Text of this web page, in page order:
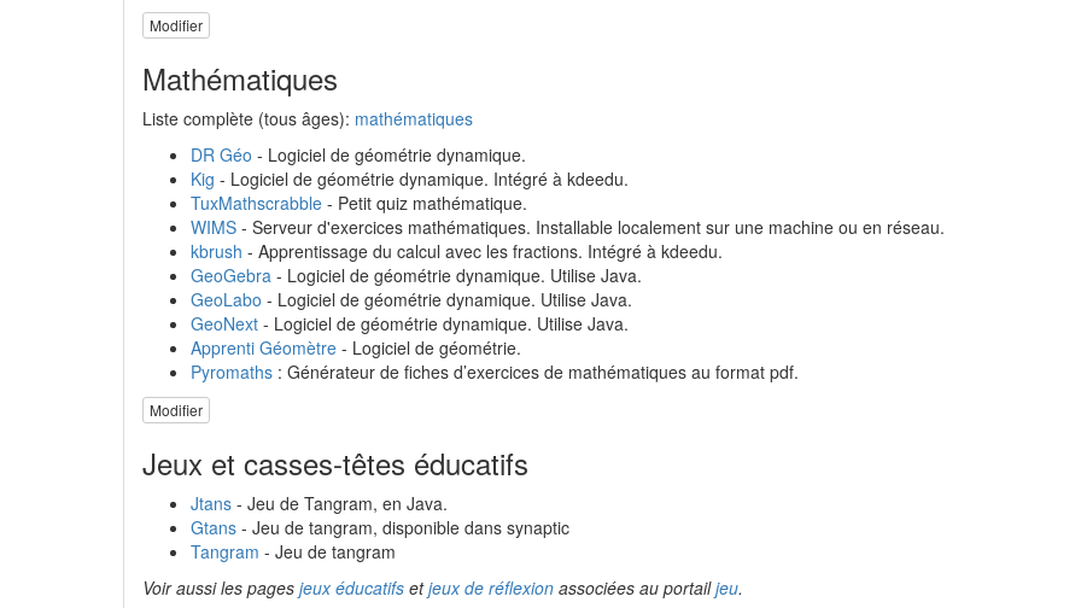
Modifier
Mathématiques
Liste complète (tous âges): mathématiques
DR Géo - Logiciel de géométrie dynamique.
Kig - Logiciel de géométrie dynamique. Intégré à kdeedu.
TuxMathscrabble - Petit quiz mathématique.
WIMS - Serveur d'exercices mathématiques. Installable localement sur une machine ou en réseau.
kbrush - Apprentissage du calcul avec les fractions. Intégré à kdeedu.
GeoGebra - Logiciel de géométrie dynamique. Utilise Java.
GeoLabo - Logiciel de géométrie dynamique. Utilise Java.
GeoNext - Logiciel de géométrie dynamique. Utilise Java.
Apprenti Géomètre - Logiciel de géométrie.
Pyromaths : Générateur de fiches d’exercices de mathématiques au format pdf.
Modifier
Jeux et casses-têtes éducatifs
Jtans - Jeu de Tangram, en Java.
Gtans - Jeu de tangram, disponible dans synaptic
Tangram - Jeu de tangram
Voir aussi les pages jeux éducatifs etjeux de réflexion associées au portailjeu.